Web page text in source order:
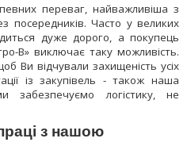
переваг, найважливіша з
Часто у великих
дуже дорого, а покупець
В» виключає таку можливість.
Ви відчували захищеність усіх
із закупівель - також наша
забезпечуємо логістику, не
з нашою